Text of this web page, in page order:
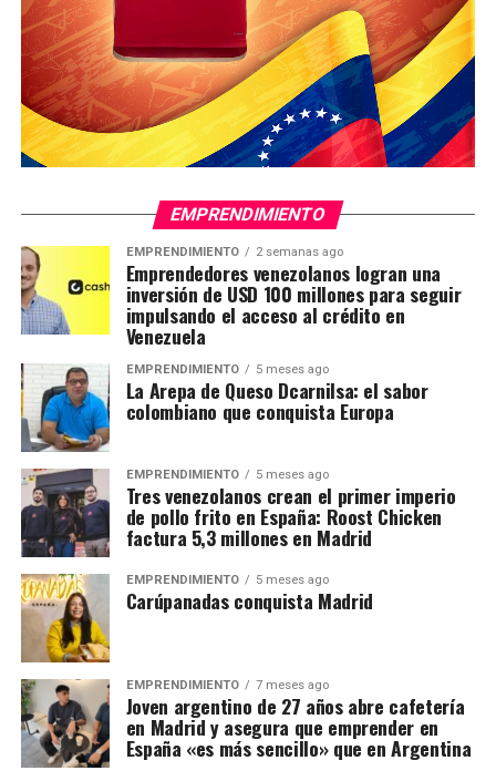
EMPRENDIMIENTO
EMPRENDIMIENTO 2 semanas ago
Emprendedores venezolanos logran una
inversión de USD 100 millones para seguir
impulsando el acceso al crédito en
Venezuela
EMPRENDIMIENTO 5 meses ago
La Arepa de Queso Dcarnilsa: el sabor
colombiano que conquista Europa
EMPRENDIMIENTO 5 meses ago
Tres venezolanos crean el primer imperio
de pollo frito en España: Roost Chicken
factura 5,3 millones en Madrid
EMPRENDIMIENTO 5 meses ago
Carúpanadas conquista Madrid
EMPRENDIMIENTO 7 meses ago
Joven argentino de 27 años abre cafetería
en Madrid y asegura que emprender en
España «es más sencillo» que en Argentina